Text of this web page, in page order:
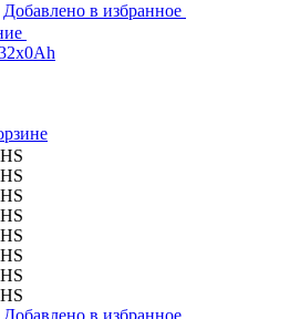
Добавлено в избранное